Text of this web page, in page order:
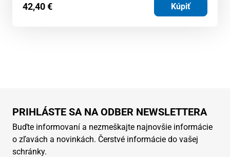
42,40€ Kúpiť
PRIHLÁSTE SA NA ODBER NEWSLETTERA
Buďte informovaní a nezmeškajte najnovšie informácie
o zľavách a novinkách. Čerstvé informácie do vašej
schránky.